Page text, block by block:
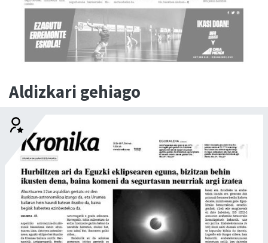
Aldizkari gehiago